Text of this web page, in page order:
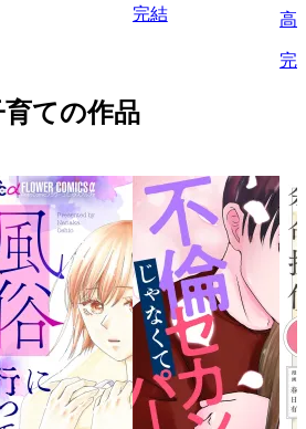
完結 高
完
ての作品